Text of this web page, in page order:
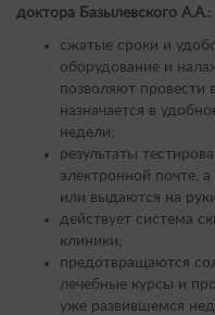
доктора Базылевского А.А.:
сжатые сроки и
оборудование и
позволяют провести
назначается в
недели;
результаты
электронной почте,
или выдаются на
действует система
клиники;
предотвращаются
лечебные курсы и
уже развившемся